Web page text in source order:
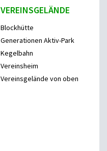
VEREINSGELÄNDE
Blockhütte
Generationen Aktiv-Park
Kegelbahn
Vereinsheim
Vereinsgelände von oben